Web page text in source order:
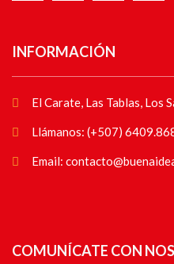
INFORMACIÓN
El Carate, Las Tablas, Los
Llámanos: (+507)
Email:
COMUNÍCATE CON